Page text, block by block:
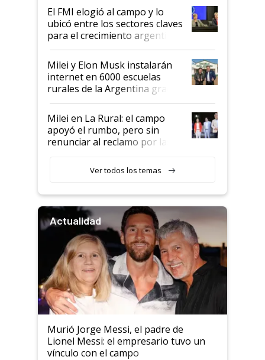
El FMI elogió al campo y lo
ubicó entre los sectores claves
para el crecimiento argentino
Milei y Elon Musk instalarán
internet en 6000 escuelas
rurales de la Argentina gracias
a un acuerdo con Starlink
Milei en La Rural: el campo
apoyó el rumbo, pero sin
renunciar al reclamo por las
Ver todos los temas
Actualidad
Murió Jorge Messi, el padre de
Lionel Messi: el empresario tuvo un
vínculo con el campo